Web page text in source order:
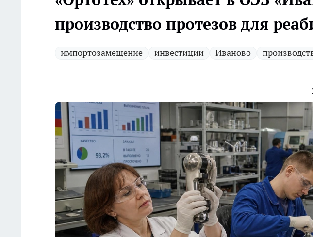
производство протезов для
импортозамещение инвестиции Иваново